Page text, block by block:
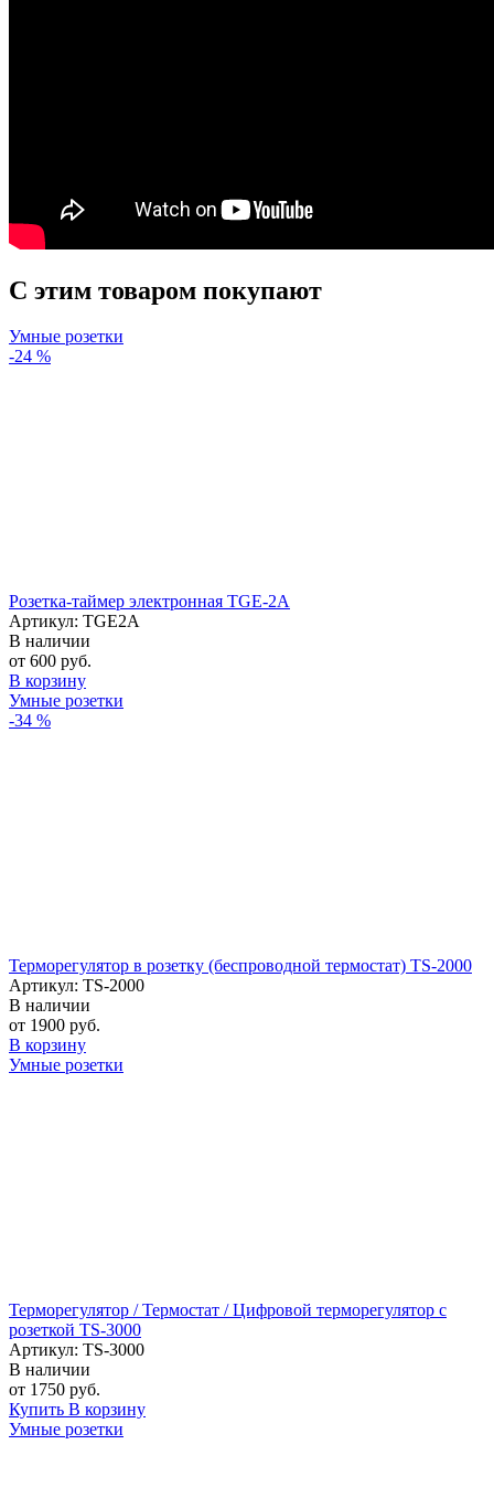
С этим товаром покупают
Умные розетки
-24 %
Розетка-таймер электронная TGE-2A
Артикул: TGE2A
В наличии
от 600 руб.
В корзину
Умные розетки
-34 %
Терморегулятор в розетку (беспроводной термостат) TS-2000
Артикул: TS-2000
В наличии
от 1900 руб.
В корзину
Умные розетки
Терморегулятор / Термостат / Цифровой терморегулятор с
розеткой TS-3000
Артикул: TS-3000
В наличии
от 1750 руб.
Купить В корзину
Умные розетки